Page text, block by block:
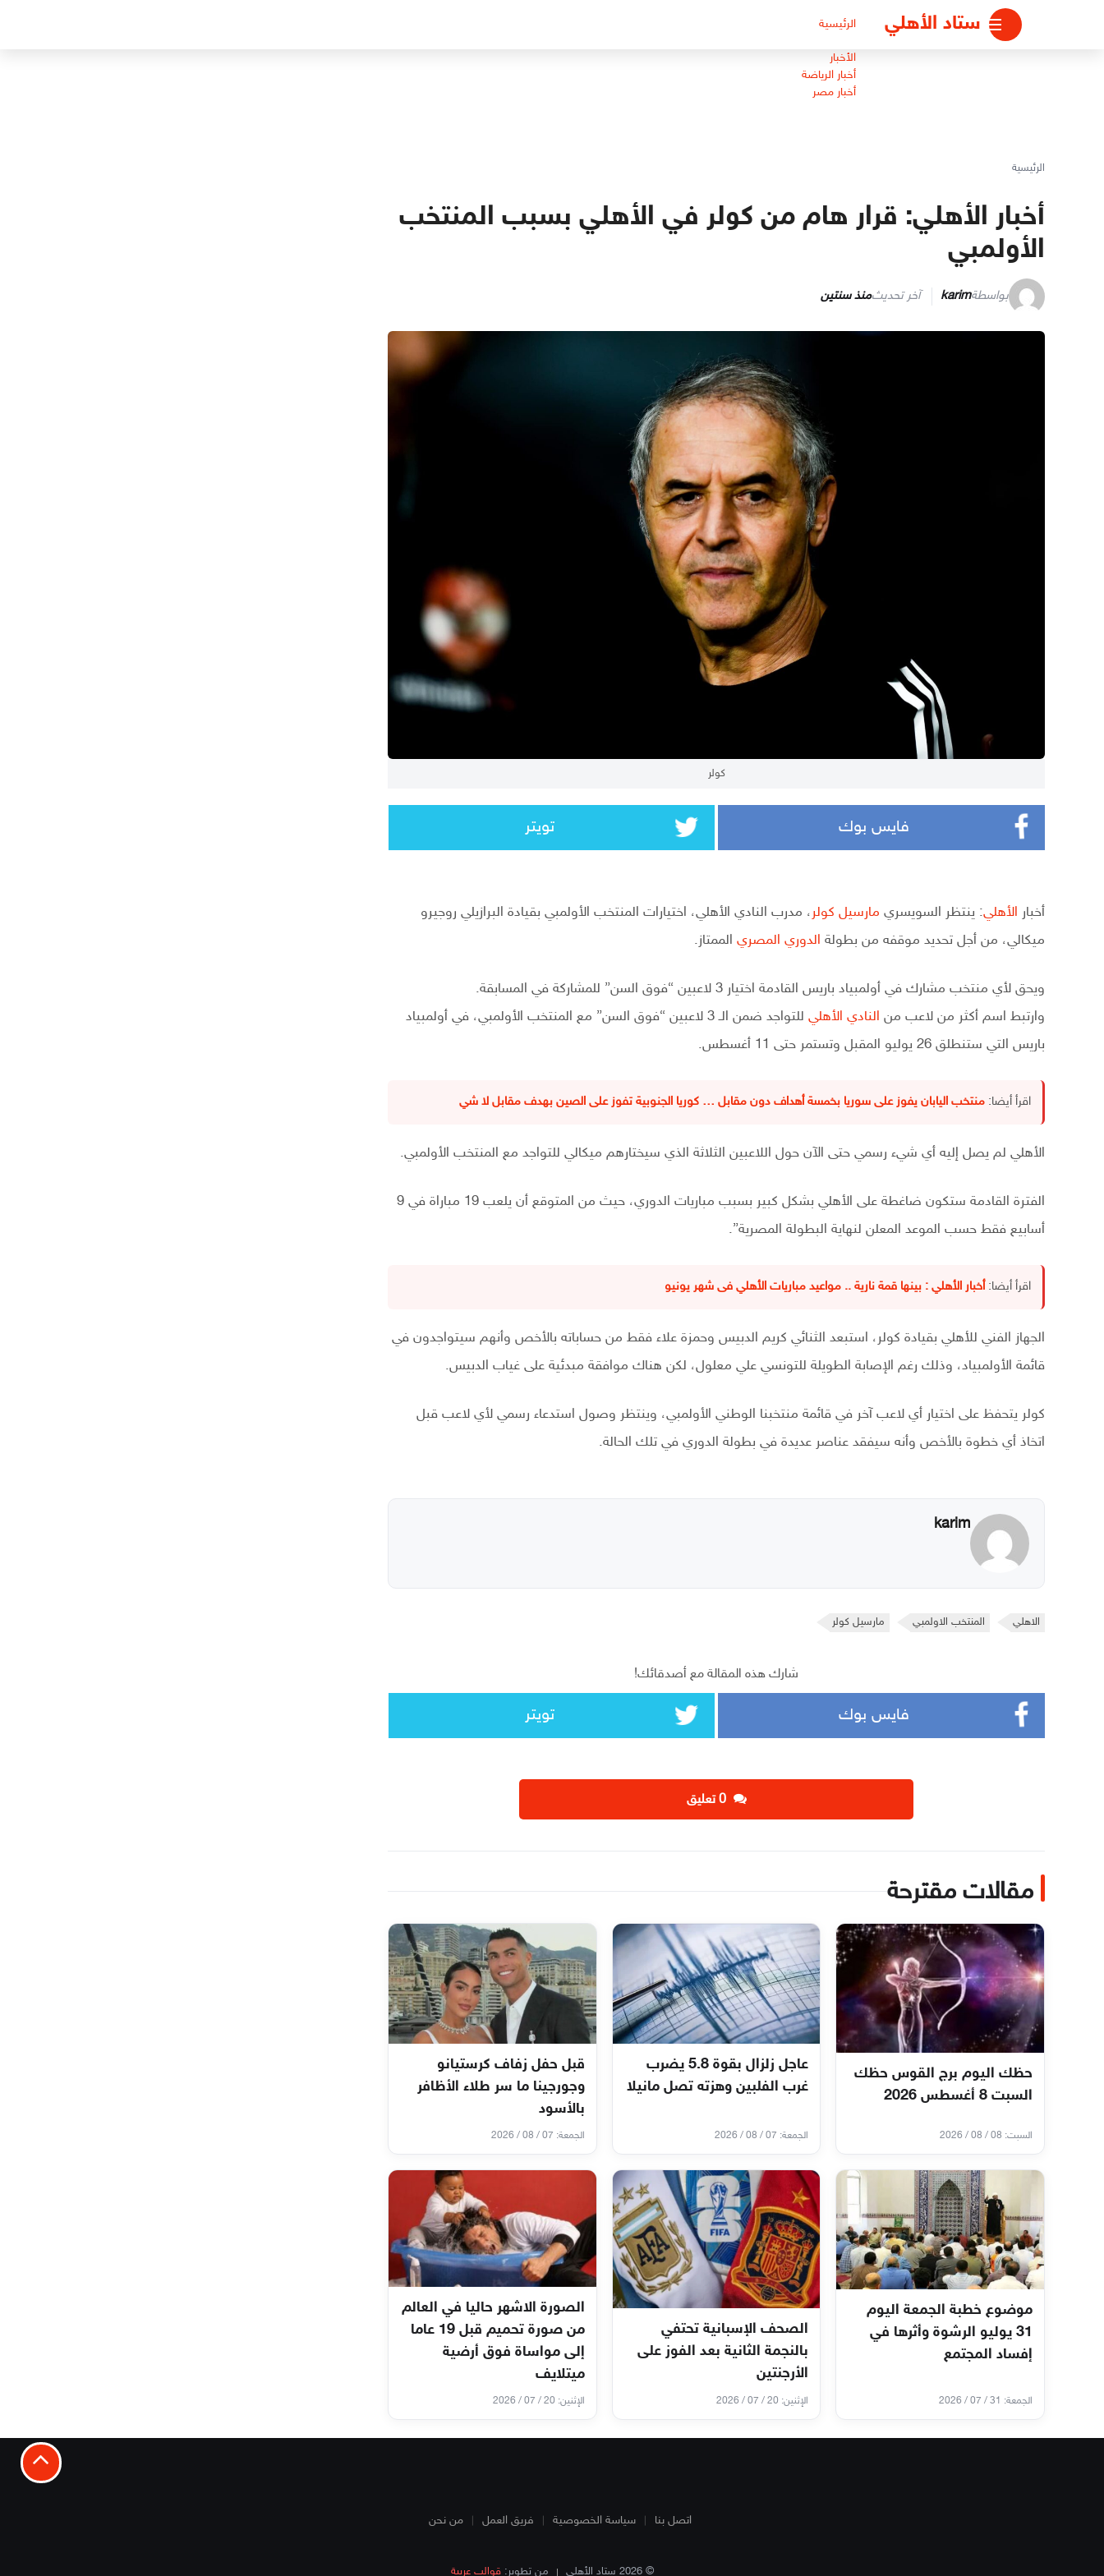
ستاد الأهلي الرئيسية
الأخبار
أخبار الرياضة
أخبار مصر
الرئيسية
أخبار الأهلي: قرار هام من كولر في الأهلي بسبب المنتخب
الأولمبي
بواسطةkarim آخر تحديثمنذ سنتين
كولر
فايس بوك تويتر
أخبار الأهلي: ينتظر السويسري مارسيل كولر ، مدرب النادي الأهلي، اختيارات المنتخب الأولمبي بقيادة البرازيلي روجيرو
ميكالي، من أجل تحديد موقفه من بطولة الدوري المصري الممتاز.
ويحق لأي منتخب مشارك في أولمبياد باريس القادمة اختيار 3 لاعبين “فوق السن” للمشاركة في المسابقة.
وارتبط اسم أكثر من لاعب من النادي الأهلي
للتواجد ضمن الـ 3 لاعبين “فوق السن” مع المنتخب الأولمبي، في أولمبياد
باريس التي ستنطلق 26 يوليو المقبل وتستمر حتى 11 أغسطس.
اقرأ أيضا: منتخب اليابان يفوز على سوريا بخمسة أهداف دون مقابل … كوريا الجنوبية تفوز على الصين بهدف مقابل لا شي
الأهلي لم يصل إليه أي شيء رسمي حتى الآن حول اللاعبين الثلاثة الذي سيختارهم ميكالي للتواجد مع المنتخب الأولمبي.
الفترة القادمة ستكون ضاغطة على الأهلي بشكل كبير بسبب مباريات الدوري، حيث من المتوقع أن يلعب 19 مباراة في 9
أسابيع فقط حسب الموعد المعلن لنهاية البطولة المصرية”.
اقرأ أيضا: أخبار الأهلي : بينها قمة نارية .. مواعيد مباريات الأهلي فى شهر يونيو
الجهاز الفني للأهلي بقيادة كولر، استبعد الثنائي كريم الدبيس وحمزة علاء فقط من حساباته بالأخص وأنهم سيتواجدون في
قائمة الأولمبياد، وذلك رغم الإصابة الطويلة للتونسي علي معلول، لكن هناك موافقة مبدئية على غياب الدبيس.
كولر يتحفظ على اختيار أي لاعب آخر في قائمة منتخبنا الوطني الأولمبي، وينتظر وصول استدعاء رسمي لأي لاعب قبل
اتخاذ أي خطوة بالأخص وأنه سيفقد عناصر عديدة في بطولة الدوري في تلك الحالة.
karim
الاهلي المنتخب الاولمبي مارسيل كولر
شارك هذه المقالة مع أصدقائك!
فايس بوك تويتر
‫0 تعليق
مقالات مقترحة
حظك اليوم برج القوس حظك
السبت 8 أغسطس 2026
السبت: 08 / 08 / 2026
عاجل زلزال بقوة 5.8 يضرب
غرب الفلبين وهزته تصل مانيلا
الجمعة: 07 / 08 / 2026
قبل حفل زفاف كرستيانو
وجورجينا ما سر طلاء الأظافر
بالأسود
الجمعة: 07 / 08 / 2026
موضوع خطبة الجمعة اليوم
31 يوليو الرشوة وأثرها في
إفساد المجتمع
الجمعة: 31 / 07 / 2026
الصحف الإسبانية تحتفي
بالنجمة الثانية بعد الفوز على
الأرجنتين
الإثنين: 20 / 07 / 2026
الصورة الاشهر حاليا في العالم
من صورة تحميم قبل 19 عاما
إلى مواساة فوق أرضية
ميتلايف
الإثنين: 20 / 07 / 2026
اتصل بنا سياسة الخصوصية فريق العمل من نحن
© 2026 ستاد الأهلي من تطوير:قوالب عربية